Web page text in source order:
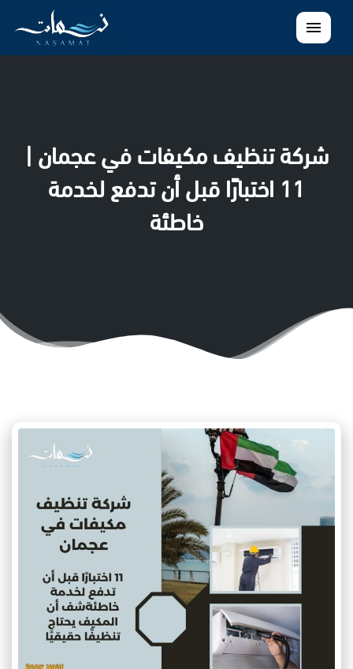
القائمة
شركة تنظيف مكيفات في عجمان |
11 اختبارًا قبل أن تدفع لخدمة
خاطئة